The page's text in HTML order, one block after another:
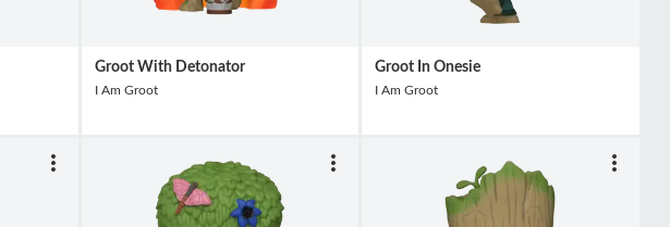
Groot With Detonator
I Am Groot
Groot In Onesie
I Am Groot